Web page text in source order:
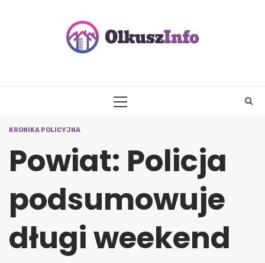
PRIMARY
KRONIKA POLICYJNA
Powiat: Policja
podsumowuje
długi weekend